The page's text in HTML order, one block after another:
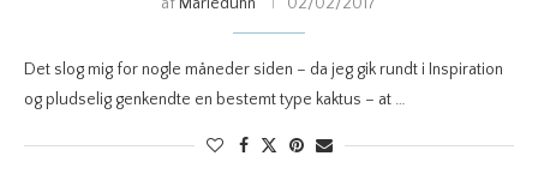
Det slog mig for nogle måneder siden – da jeg gik rundt i Inspiration
og pludselig genkendte en bestemt type kaktus – at …